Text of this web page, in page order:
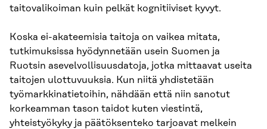
taitovalikoiman kuin pelkät kognitiiviset kyvyt.
Koska ei-akateemisia taitoja on vaikea mitata,
tutkimuksissa hyödynnetään usein Suomen ja
Ruotsin asevelvollisuusdatoja, jotka mittaavat useita
taitojen ulottuvuuksia. Kun niitä yhdistetään
työmarkkinatietoihin, nähdään että niin sanotut
korkeamman tason taidot kuten viestintä,
yhteistyökyky ja päätöksenteko tarjoavat melkein